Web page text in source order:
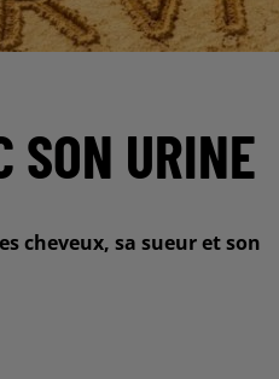
SON URINE
cheveux, sa sueur et son